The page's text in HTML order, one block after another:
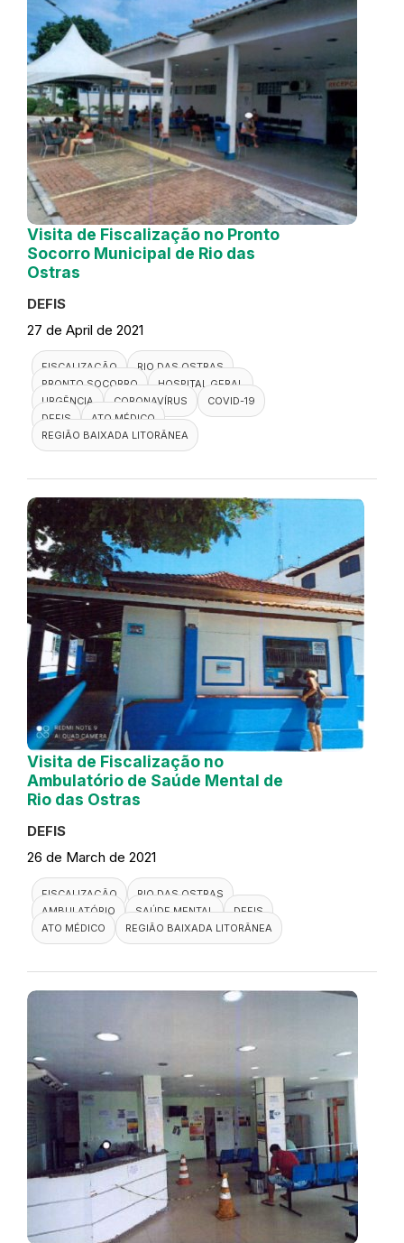
Visita de Fiscalização no Pronto
Socorro Municipal de Rio das
Ostras
DEFIS
27 de April de 2021
FISCALIZAÇÃO
RIO DAS OSTRAS
PRONTO SOCORRO
HOSPITAL GERAL
URGÊNCIA
CORONAVÍRUS
COVID-19
DEFIS
ATO MÉDICO
REGIÃO BAIXADA LITORÂNEA
Visita de Fiscalização no
Ambulatório de Saúde Mental de
Rio das Ostras
DEFIS
26 de March de 2021
FISCALIZAÇÃO
RIO DAS OSTRAS
AMBULATÓRIO
SAÚDE MENTAL
DEFIS
ATO MÉDICO
REGIÃO BAIXADA LITORÂNEA